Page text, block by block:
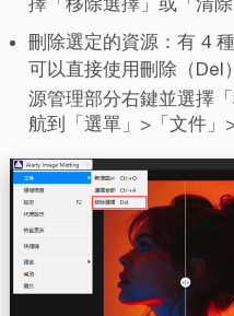
刪除選定的資源：有 4
可以直接使用刪除（Del
源管理部分右鍵並選擇
航到「選單」>「文件」